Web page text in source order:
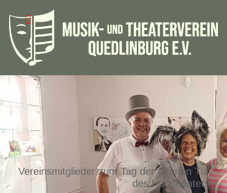
Vereinsmitglieder zum Tag der offenen Tür
des Harztheaters